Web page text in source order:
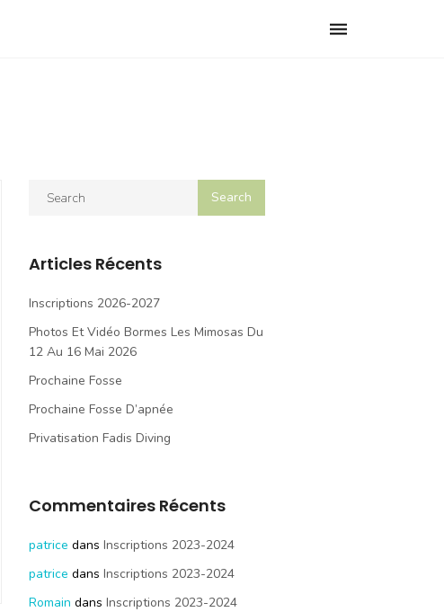
Toggle
Articles Récents
Inscriptions 2026-2027
Photos Et Vidéo Bormes Les Mimosas Du
12 Au 16 Mai 2026
Prochaine Fosse
Prochaine Fosse D’apnée
Privatisation Fadis Diving
Commentaires Récents
patrice dans Inscriptions 2023-2024
patrice dans Inscriptions 2023-2024
Romain dans Inscriptions 2023-2024